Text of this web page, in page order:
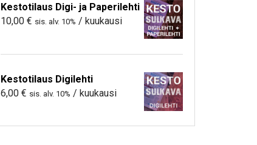
Kestotilaus Digi- ja Paperilehti
10,00 € sis. alv. 10% / kuukausi
Kestotilaus Digilehti
6,00 € sis. alv. 10% / kuukausi